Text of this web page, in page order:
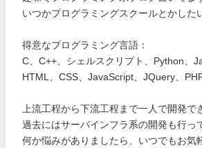
いつかプログラミングスクールとかした
得意なプログラミング言語：
C、C++、シェルスクリプト、Python、
HTML、CSS、JavaScript、JQuery、
上流工程から下流工程まで一人で開発で
過去にはサーバインフラ系の開発も行っ
何か悩みがありましたら、いつでもお気